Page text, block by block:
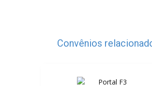
Convênios